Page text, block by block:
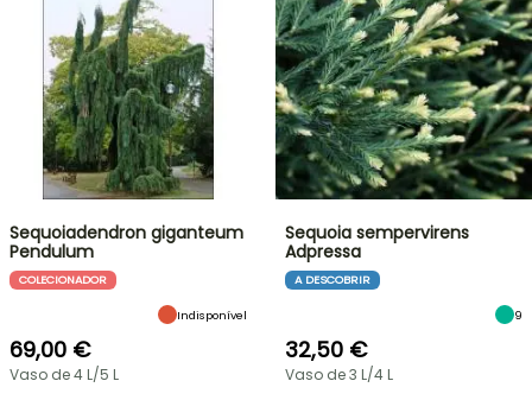
Sequoiadendron giganteum
Pendulum
COLECIONADOR
Indisponível
69,00 €
Vaso de 4 L/5 L
Sequoia sempervirens
Adpressa
A DESCOBRIR
9
32,50 €
Vaso de 3 L/4 L